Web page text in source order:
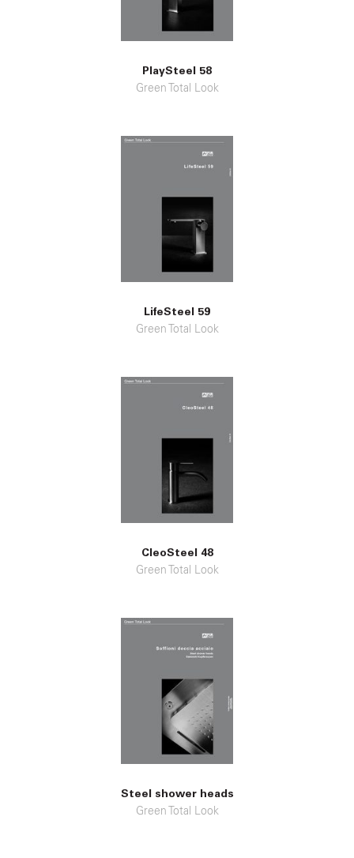
PlaySteel 58
Green Total Look
LifeSteel 59
Green Total Look
CleoSteel 48
Green Total Look
Steel shower heads
Green Total Look